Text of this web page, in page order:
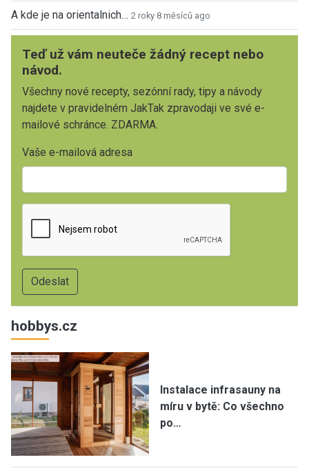
A kde je na orientalnich… 2 roky 8 měsíců ago
Teď už vám neuteče žádný recept nebo
návod.
Všechny nové recepty, sezónní rady, tipy a návody
najdete v pravidelném JakTak zpravodaji ve své e-
mailové schránce. ZDARMA.
Vaše e-mailová adresa
hobbys.cz
Instalace infrasauny na
míru v bytě: Co všechno
po…